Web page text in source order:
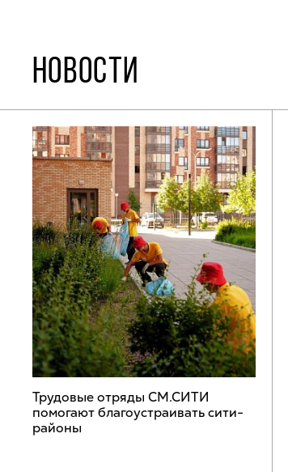
НОВОСТИ
Трудовые отряды СМ.СИТИ
помогают благоустраивать сити-
районы